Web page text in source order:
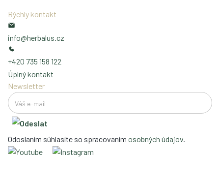
Rýchly kontakt
info@herbalus.cz
+420 735 158 122
Úplný kontakt
Newsletter
Odoslaním súhlasíte so spracovaním osobných údajov.